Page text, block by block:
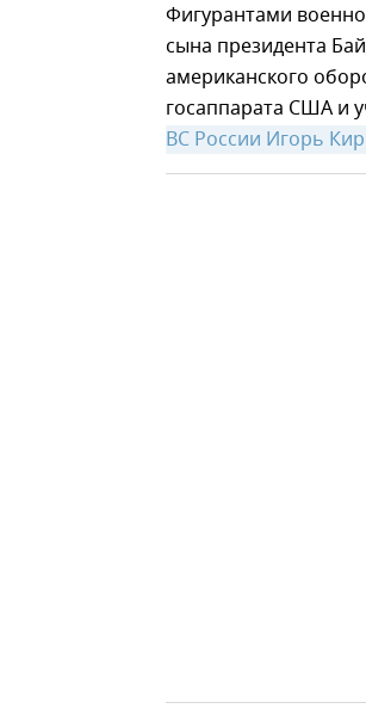
Фигурантами
сына президента
американского
госаппарата США и
ВС России Игорь